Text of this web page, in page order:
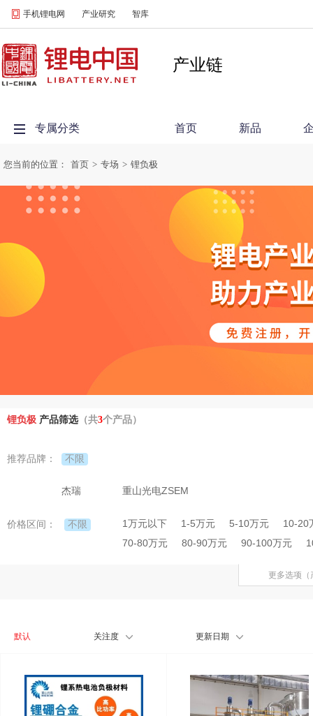
手机锂电网 产业研究 智库
产业链
专属分类 首页 新品
您当前的位置： 首页 > 专场 > 锂负极
锂负极 产品筛选（共3个产品）
推荐品牌： 不限
杰瑞 重山光电ZSEM
价格区间： 不限 1万元以下 1-5万元 5-10万元
10-20
70-80万元
80-90万元 90-100万元
更多选项
默认 关注度 更新日期